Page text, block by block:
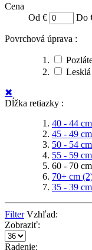
Cena
Od €
Do
Povrchová úprava :
Lesklá
✖
Dĺžka retiazky :
40 - 44 cm
45 - 49 cm
50 - 54 cm
55 - 59 cm
60 - 70 cm
70+ cm
35 - 39 cm
Filter Vzhľad:
Zobraziť:
Radenie: